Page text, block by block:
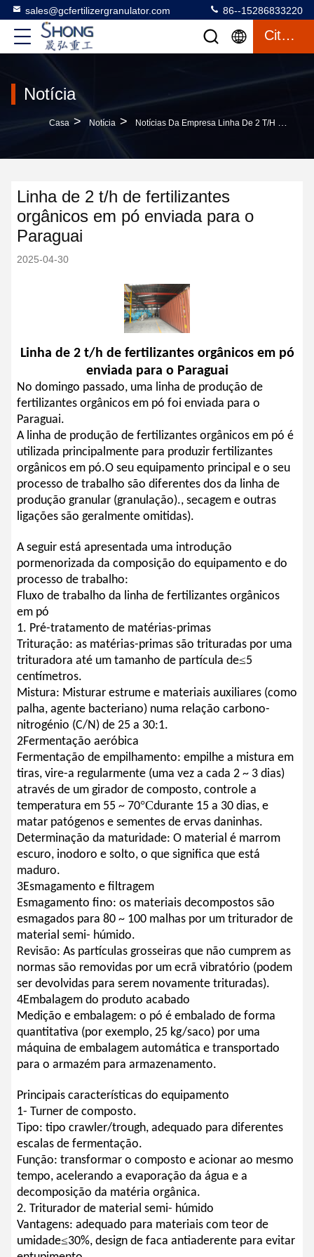
sales@gcfertilizergranulator.com 86--15286833220
Citações
Notícia
Casa > Notícia > Notícias Da Empresa Linha De 2 T/h De Fertilizantes Orgânicos Em Pó Enviada Para O Paraguai
Linha de 2 t/h de fertilizantes
orgânicos em pó enviada para o
Paraguai
2025-04-30
Linha de 2 t/h de fertilizantes orgânicos em pó
enviada para o Paraguai
No domingo passado, uma linha de produção de
fertilizantes orgânicos em pó foi enviada para o
Paraguai.
A linha de produção de fertilizantes orgânicos em pó é
utilizada principalmente para produzir fertilizantes
orgânicos em pó.O seu equipamento principal e o seu
processo de trabalho são diferentes dos da linha de
produção granular (granulação)., secagem e outras
ligações são geralmente omitidas).
A seguir está apresentada uma introdução
pormenorizada da composição do equipamento e do
processo de trabalho:
Fluxo de trabalho da linha de fertilizantes orgânicos
em pó
1. Pré-tratamento de matérias-primas
Trituração: as matérias-primas são trituradas por uma
trituradora até um tamanho de partícula de≤5
centímetros.
Mistura: Misturar estrume e materiais auxiliares (como
palha, agente bacteriano) numa relação carbono-
nitrogénio (C/N) de 25 a 30:1.
2Fermentação aeróbica
Fermentação de empilhamento: empilhe a mistura em
tiras, vire-a regularmente (uma vez a cada 2 ~ 3 dias)
através de um girador de composto, controle a
temperatura em 55 ~ 70°Cdurante 15 a 30 dias, e
matar patógenos e sementes de ervas daninhas.
Determinação da maturidade: O material é marrom
escuro, inodoro e solto, o que significa que está
maduro.
3Esmagamento e filtragem
Esmagamento fino: os materiais decompostos são
esmagados para 80 ~ 100 malhas por um triturador de
material semi- húmido.
Revisão: As partículas grosseiras que não cumprem as
normas são removidas por um ecrã vibratório (podem
ser devolvidas para serem novamente trituradas).
4Embalagem do produto acabado
Medição e embalagem: o pó é embalado de forma
quantitativa (por exemplo, 25 kg/saco) por uma
máquina de embalagem automática e transportado
para o armazém para armazenamento.
Principais características do equipamento
1- Turner de composto.
Tipo: tipo crawler/trough, adequado para diferentes
escalas de fermentação.
Função: transformar o composto e acionar ao mesmo
tempo, acelerando a evaporação da água e a
decomposição da matéria orgânica.
2. Triturador de material semi- húmido
Vantagens: adequado para materiais com teor de
umidade≤30%, design de faca antiaderente para evitar